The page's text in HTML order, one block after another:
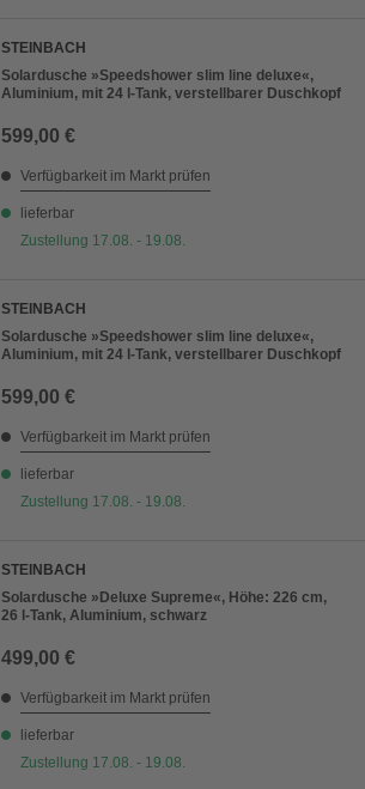
STEINBACH
Solardusche »Speedshower slim line deluxe«,
Aluminium, mit 24 l-Tank, verstellbarer Duschkopf
599,00 €
Verfügbarkeit im Markt prüfen
lieferbar
Zustellung 17.08. - 19.08.
STEINBACH
Solardusche »Speedshower slim line deluxe«,
Aluminium, mit 24 l-Tank, verstellbarer Duschkopf
599,00 €
Verfügbarkeit im Markt prüfen
lieferbar
Zustellung 17.08. - 19.08.
STEINBACH
Solardusche »Deluxe Supreme«, Höhe: 226 cm,
26 l-Tank, Aluminium, schwarz
499,00 €
Verfügbarkeit im Markt prüfen
lieferbar
Zustellung 17.08. - 19.08.